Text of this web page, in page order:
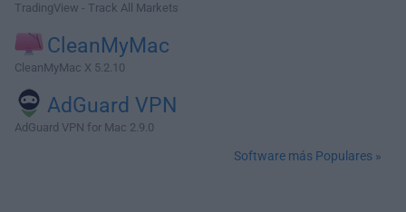
TradingView - Track All Markets
CleanMyMac
CleanMyMac X 5.2.10
AdGuard VPN
AdGuard VPN for Mac 2.9.0
Software más Populares »